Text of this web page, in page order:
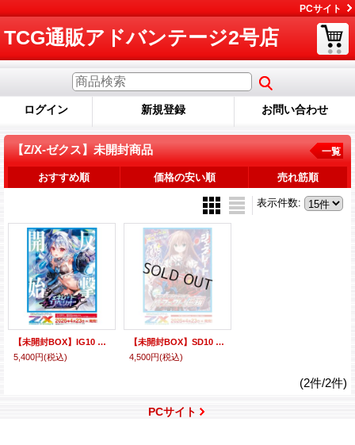
PCサイト
TCG通販アドバンテージ2号店
ログイン 新規登録 お問い合わせ
【Z/X-ゼクス】未開封商品 一覧
おすすめ順 価格の安い順 売れ筋順
表示件数:
【未開封BOX】IG10 ジェネレート リベリオン【ゼクス】
5,400円(税込)
【未開封BOX】SD10 パーフェクト！世羅【ゼクス】
4,500円(税込)
(2件/2件)
PCサイト